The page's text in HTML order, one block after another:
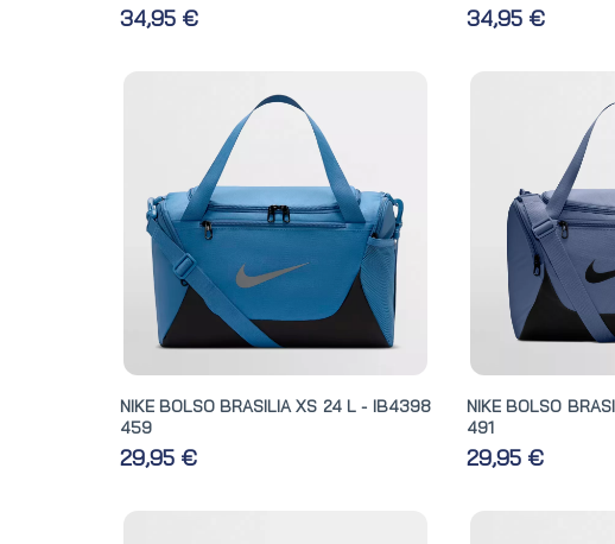
34,95 € 34,95 €
NIKE BOLSO BRASILIA XS 24 L - IB4398
459
29,95 €
NIKE BOLSO
491
29,95 €